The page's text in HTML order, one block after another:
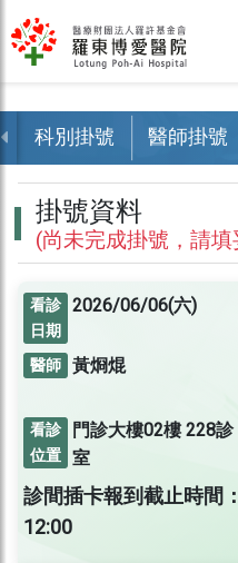
科別掛號 醫師掛號
掛號資料
(尚未完成掛號，請
看診
日期
2026/06/06(六)
醫師 黃烱焜
看診
位置
門診大樓02樓228診
室
診間插卡報到截止時間：
12:00